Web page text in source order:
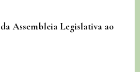
Assembleia Legislativa ao